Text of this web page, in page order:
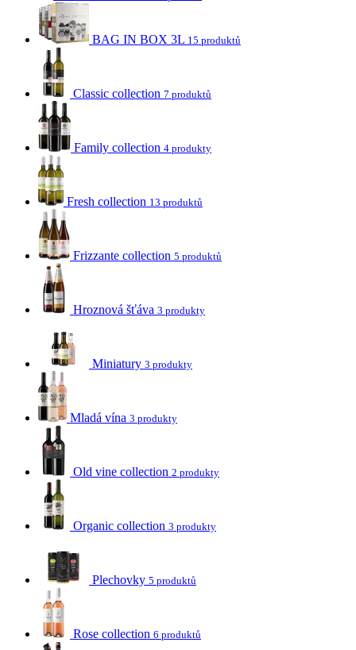
BAG IN BOX 3L 15 produktů
Classic collection 7 produktů
Family collection 4 produkty
Fresh collection 13 produktů
Frizzante collection 5 produktů
Hroznová šťáva 3 produkty
Miniatury 3 produkty
Mladá vína 3 produkty
Old vine collection 2 produkty
Organic collection 3 produkty
Plechovky 5 produktů
Rose collection 6 produktů